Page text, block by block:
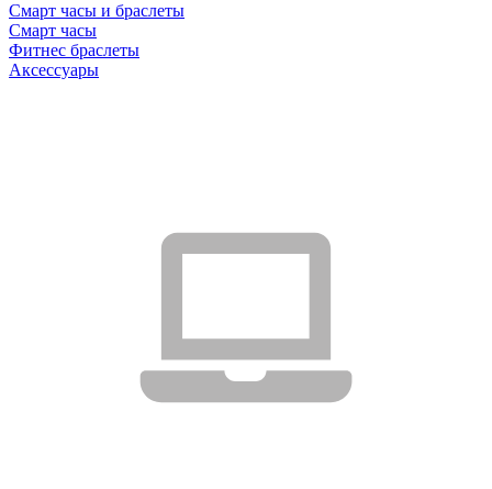
Смарт часы и браслеты
Смарт часы
Фитнес браслеты
Аксессуары